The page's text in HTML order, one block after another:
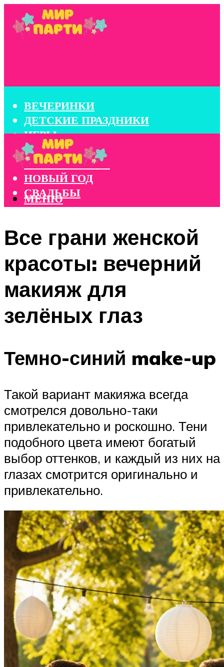
ВЕЧЕРИНКИ
ДЕТСКИЕ ПРАЗДНИКИ
ИГРЫ
КОНКУРСЫ
КОРПОРАТИВЫ
НОВЫЙ ГОД
СВАДЬБЫ
МЕНЮ
Все грани женской
красоты: вечерний
макияж для
зелёных глаз
Темно-синий make-up
Такой вариант макияжа всегда
смотрелся довольно-таки
привлекательно и роскошно. Тени
подобного цвета имеют богатый
выбор оттенков, и каждый из них на
глазах смотрится оригинально и
привлекательно.